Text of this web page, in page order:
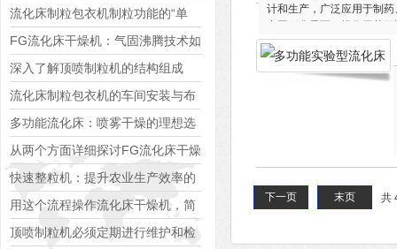
流化床制粒包衣机制粒功能的“单
飞”实力解析
FG流化床干燥机：气固沸腾技术如
何实现高效热质传递
深入了解顶喷制粒机的结构组成
流化床制粒包衣机的车间安装与布
局考量
多功能流化床：喷雾干燥的理想选
择
从两个方面详细探讨FG流化床干燥
机的使用优势
快速整粒机：提升农业生产效率的
利器
用这个流程操作流化床干燥机，简
单易懂
顶喷制粒机必须定期进行维护和检
计和生产，广泛应用于制
共
下一页 末页